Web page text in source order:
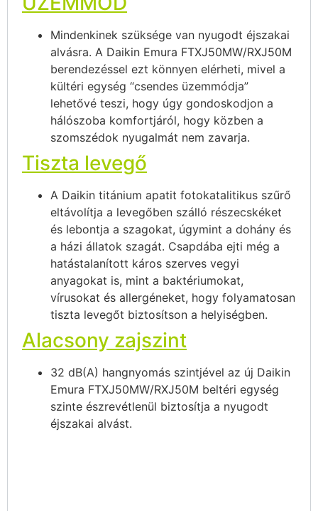
Mindenkinek szüksége van nyugodt éjszakai
alvásra. A Daikin Emura FTXJ50MW/RXJ50M
berendezéssel ezt könnyen elérheti, mivel a
kültéri egység “csendes üzemmódja”
lehetővé teszi, hogy úgy gondoskodjon a
hálószoba komfortjáról, hogy közben a
szomszédok nyugalmát nem zavarja.
Tiszta levegő
A Daikin titánium apatit fotokatalitikus szűrő
eltávolítja a levegőben szálló részecskéket
és lebontja a szagokat, úgymint a dohány és
a házi állatok szagát. Csapdába ejti még a
hatástalanított káros szerves vegyi
anyagokat is, mint a baktériumokat,
vírusokat és allergéneket, hogy folyamatosan
tiszta levegőt biztosítson a helyiségben.
Alacsony zajszint
32 dB(A) hangnyomás szintjével az új Daikin
Emura FTXJ50MW/RXJ50M beltéri egység
szinte észrevétlenül biztosítja a nyugodt
éjszakai alvást.